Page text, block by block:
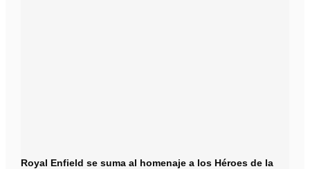
Royal Enfield se suma al homenaje a los Héroes de la